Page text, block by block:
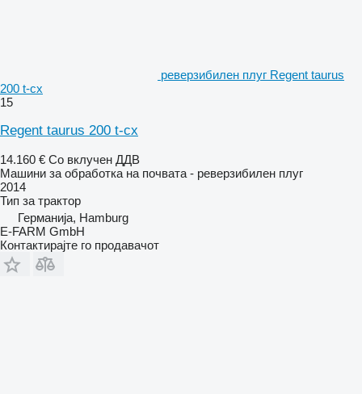
реверзибилен плуг Regent taurus
200 t-cx
15
Regent taurus 200 t-cx
14.160 € Со вклучен ДДВ
Машини за обработка на почвата - реверзибилен плуг
2014
Тип за трактор
Германија, Hamburg
E-FARM GmbH
Контактирајте го продавачот